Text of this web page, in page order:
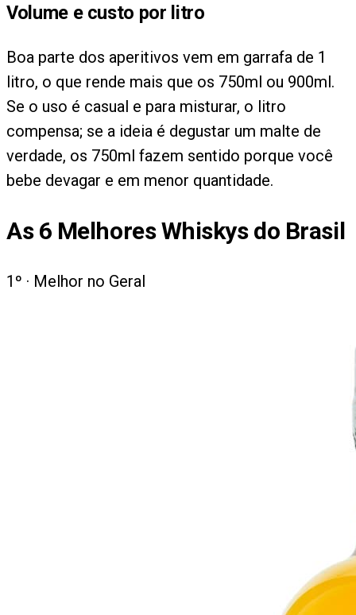
Volume e custo por litro
Boa parte dos aperitivos vem em garrafa de 1
litro, o que rende mais que os 750ml ou 900ml.
Se o uso é casual e para misturar, o litro
compensa; se a ideia é degustar um malte de
verdade, os 750ml fazem sentido porque você
bebe devagar e em menor quantidade.
As 6 Melhores Whiskys do Brasil
1 º · Melhor no Geral